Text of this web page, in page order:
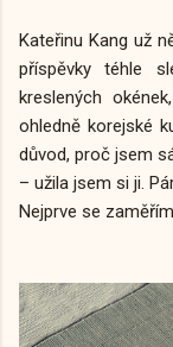
Kateřinu Kang už
příspěvky téhle
kreslených
ohledně korejské
důvod, proč jsem
– užila jsem si ji.
Nejprve se